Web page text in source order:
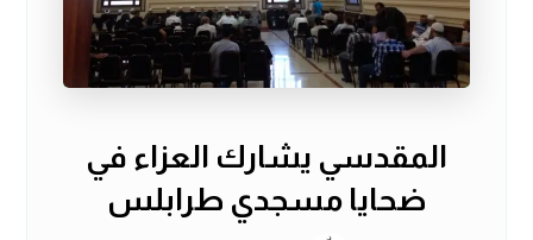
المقدسي يشارك العزاء في
ضحايا مسجدي طرابلس